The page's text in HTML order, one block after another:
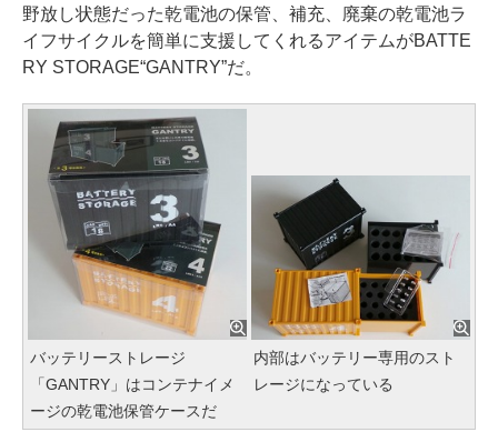
野放し状態だった乾電池の保管、補充、廃棄の乾電池ラ
イフサイクルを簡単に支援してくれるアイテムがBATTE
RY STORAGE“GANTRY”だ。
バッテリーストレージ
「GANTRY」はコンテナイメ
ージの乾電池保管ケースだ
内部はバッテリー専用のスト
レージになっている